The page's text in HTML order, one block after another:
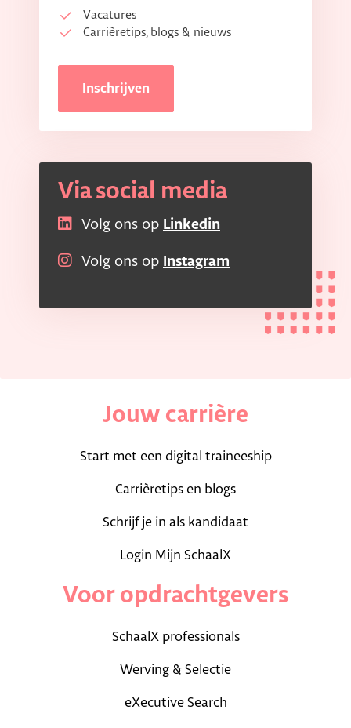
Vacatures
Carrièretips, blogs & nieuws
Inschrijven
Via social media
Volg ons op Linkedin
Volg ons op Instagram
Jouw carrière
Start met een digital traineeship
Carrièretips en blogs
Schrijf je in als kandidaat
Login Mijn SchaalX
Voor opdrachtgevers
SchaalX professionals
Werving & Selectie
eXecutive Search